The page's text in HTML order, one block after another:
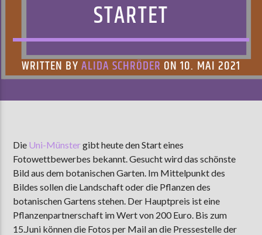
AKTUELLE SENDUNG
MOEBIUS
12:00 18:00
STARTET
WRITTEN BYALIDA SCHRÖDER ON 10. MAI 2021
Die Uni-Münstergibt heute den Start eines
Fotowettbewerbes bekannt. Gesucht wird das schönste
Bild aus dem botanischen Garten. Im Mittelpunkt des
Bildes sollen die Landschaft oder die Pflanzen des
botanischen Gartens stehen. Der Hauptpreis ist eine
Pflanzenpartnerschaft im Wert von 200 Euro. Bis zum
15.Juni können die Fotos per Mail an die Pressestelle der